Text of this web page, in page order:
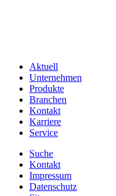
Aktuell
Unternehmen
Produkte
Branchen
Kontakt
Karriere
Service
Suche
Kontakt
Impressum
Datenschutz